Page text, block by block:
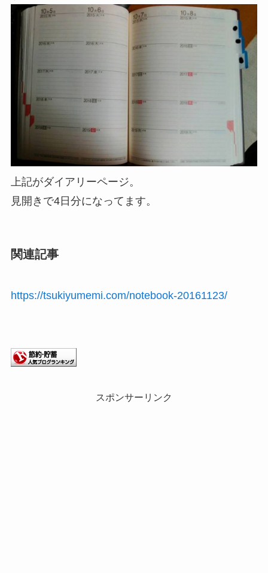
上記がダイアリーページ。
見開きで4日分になってます。
関連記事
https://tsukiyumemi.com/notebook-20161123/
スポンサーリンク